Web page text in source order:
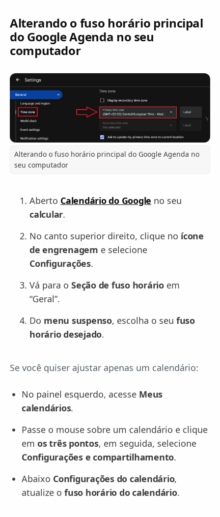
Alterando o fuso horário principal
do Google Agenda no seu
computador
Alterando o fuso horário principal do Google Agenda no
seu computador
Aberto Calendário do Google no seu
calcular.
No canto superior direito, clique no ícone
de engrenagem e selecione
Configurações.
Vá para o Seção de fuso horárioem
“Geral”.
Do menu suspenso, escolha o seu fuso
horário desejado.
Se você quiser ajustar apenas um calendário:
No painel esquerdo, acesse Meus
calendários.
Passe o mouse sobre um calendário e clique
em os três pontos, em seguida, selecione
Configurações e compartilhamento.
Abaixo Configurações do calendário,
atualize o fuso horário do calendário.